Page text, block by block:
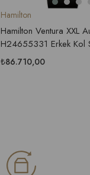
Hamilton
Hamilton Ventura XXL
H24655331 Erkek Kol
₺86.710,00